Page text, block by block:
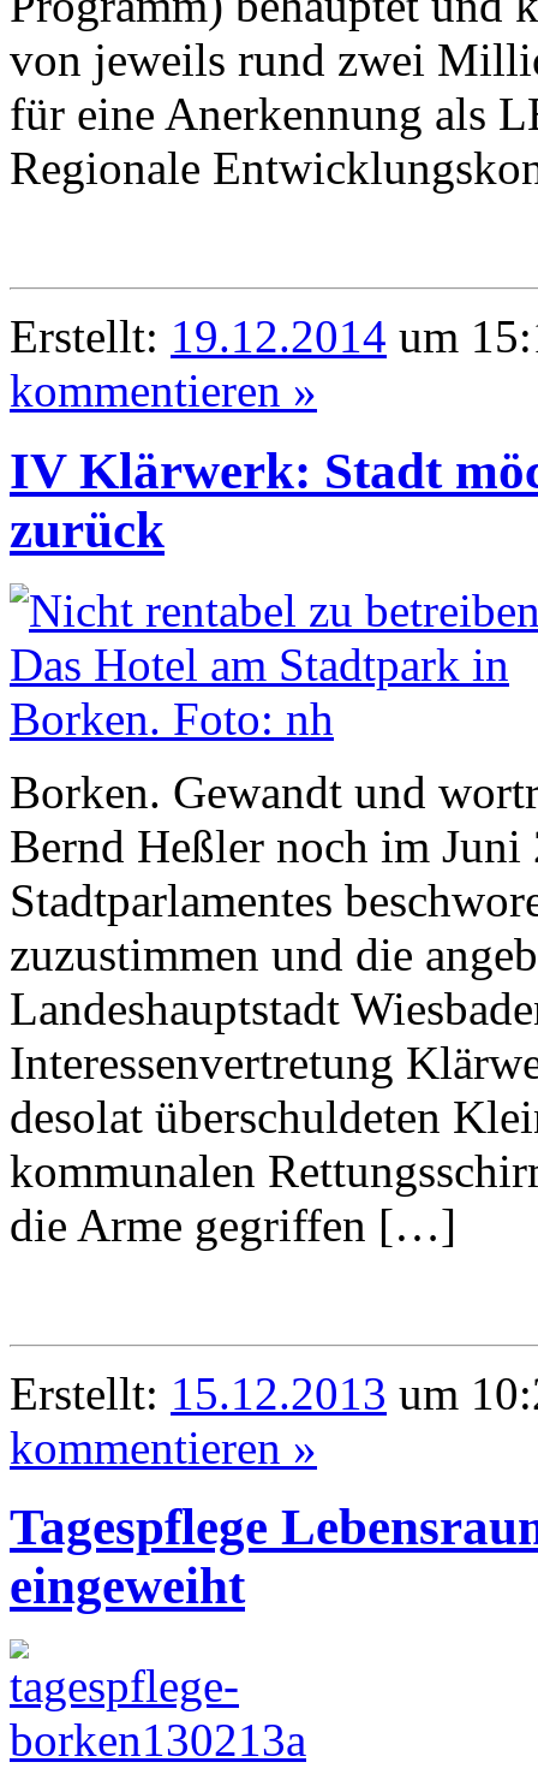
von jeweils rund zwei
für eine Anerkennung als
Regionale
Erstellt: 19.12.2014 um
kommentieren »
IV Klärwerk: Stadt
zurück
Borken. Gewandt und
Bernd Heßler noch im Juni
Stadtparlamentes
zuzustimmen und die
Landeshauptstadt
Interessenvertretung
desolat überschuldeten
kommunalen
die Arme gegriffen […]
Erstellt: 15.12.2013 um
kommentieren »
Tagespflege
eingeweiht